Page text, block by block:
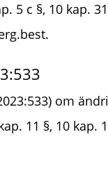
5 c §, 10 kap.
om
11 §, 10 kap.